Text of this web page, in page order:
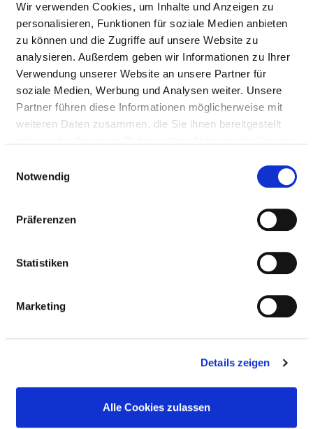
Wir verwenden Cookies, um Inhalte und Anzeigen zu
personalisieren, Funktionen für soziale Medien anbieten
zu können und die Zugriffe auf unsere Website zu
analysieren. Außerdem geben wir Informationen zu Ihrer
Verwendung unserer Website an unsere Partner für
soziale Medien, Werbung und Analysen weiter. Unsere
Partner führen diese Informationen möglicherweise mit
weiteren Daten zusammen, die Sie ihnen bereitgestellt
Notwendig
Präferenzen
Statistiken
Marketing
Details zeigen
Alle Cookies zulassen
MEDIZINTECHNIKER (M/W/D)
82319 Starnberg
Anfahrt
Berufsfeld:
Sachbearbeiter / -in